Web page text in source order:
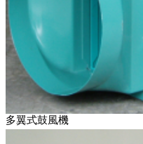
多翼式鼓風機